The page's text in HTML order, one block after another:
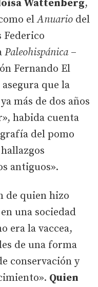
Wattenberg,
elAnuario del
Federico
Paleohispánica –
Fernando El
que la
más de dos años
habida cuenta
del pomo
antiguos».
de quien hizo
una sociedad
era la vaccea,
de una forma
conservación y
Quien